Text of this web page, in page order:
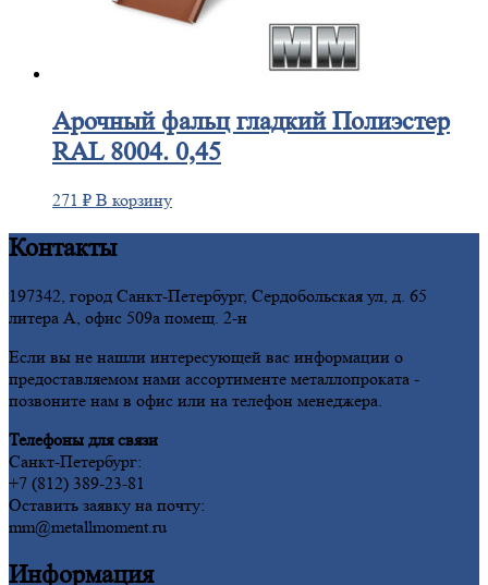
Арочныйфальц гладкий Полиэстер
RAL 8004. 0,45
271 ₽ В корзину
Контакты
197342, город Санкт-Петербург, Сердобольская ул, д. 65
литера А, офис 509а помещ. 2-н
Если вы не нашли интересующей вас информации о
предоставляемом нами ассортименте металлопроката -
позвоните нам в офис или на телефон менеджера.
Телефоны для связи
Санкт-Петербург:
+7 (812) 389-23-81
Оставить заявку на почту:
mm@metallmoment.ru
Информация